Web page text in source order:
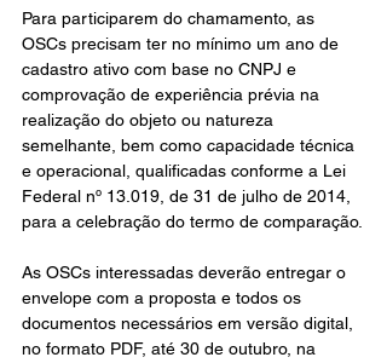
Para participarem do chamamento, as
OSCs precisam ter no mínimo um ano de
cadastro ativo com base no CNPJ e
comprovação de experiência prévia na
realização do objeto ou natureza
semelhante, bem como capacidade técnica
e operacional, qualificadas conforme a Lei
Federal nº 13.019, de 31 de julho de 2014,
para a celebração do termo de comparação.
As OSCs interessadas deverão entregar o
envelope com a proposta e todos os
documentos necessários em versão digital,
no formato PDF, até 30 de outubro, na